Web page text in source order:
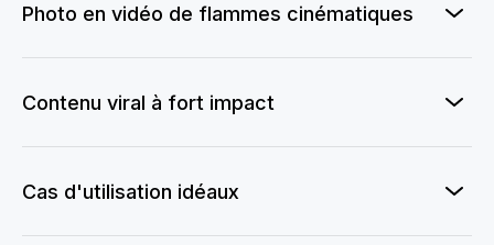
Photo en vidéo de flammes cinématiques
Contenu viral à fort impact
Cas d'utilisation idéaux